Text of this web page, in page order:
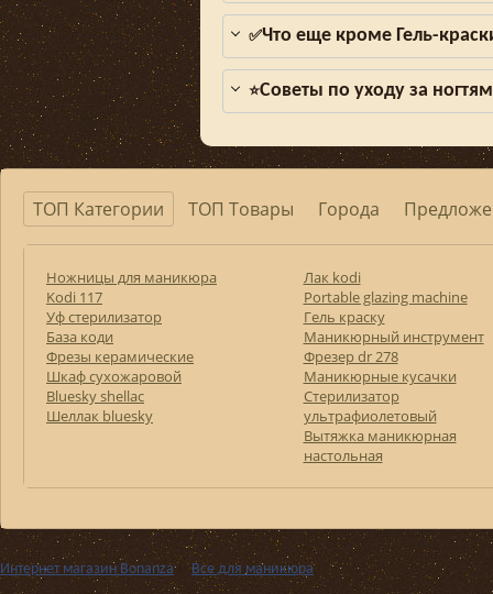
✅Что еще кроме Гель-
⭐Советы по уходу за
ТОП Категории ТОП Товары Города
Ножницы для маникюра
Kodi 117
Уф стерилизатор
База коди
Фрезы керамические
Шкаф сухожаровой
Bluesky shellac
Шеллак bluesky
Лак kodi
Portable glazing machine
Гель краску
Маникюрный инструмент
Фрезер dr 278
Маникюрные кусачки
Стерилизатор
ультрафиолетовый
Вытяжка маникюрная
настольная
Интернет магазин Bonanza››Все для маникюра